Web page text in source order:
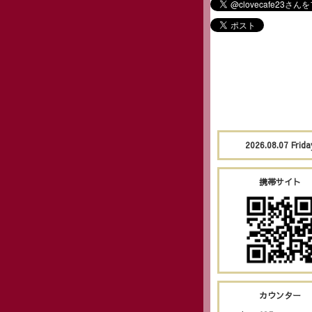
2026.08.07
携帯サイト
カウンター